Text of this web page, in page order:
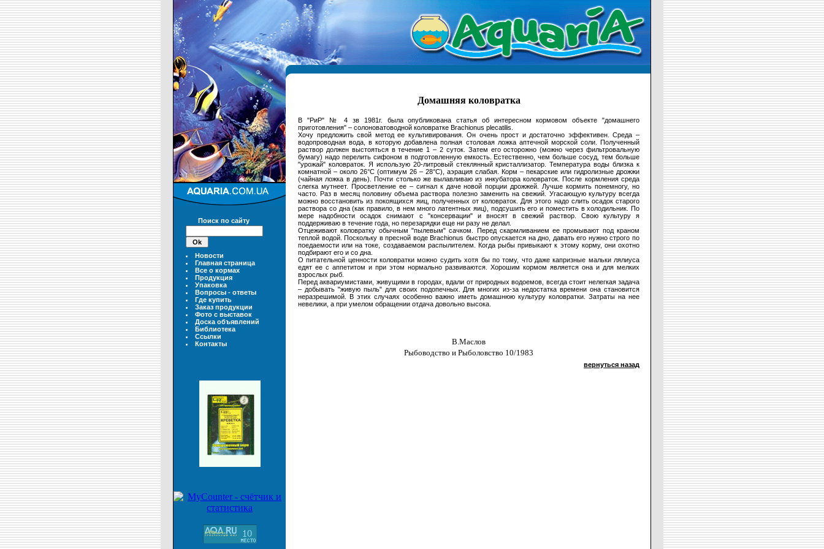
Поиск по сайту
Новости
Главная страница
Все о кормах
Продукция
Упаковка
Вопросы - ответы
Где купить
Заказ продукции
Фото с выставок
Доска объявлений
Библиотека
Ссылки
Контакты
Домашняя коловратка
В "РиР" № 4 зв 1981г. была опубликована статья об интересном кормовом объекте "домашнего
приготовления" – солоноватоводной коловратке Brachionus plecatilis.
Хочу предложить свой метод ее культивирования. Он очень прост и достаточно эффективен. Среда –
водопроводная вода, в которую добавлена полная столовая ложка аптечной морской соли. Полученный
раствор должен выстояться в течение 1 – 2 суток. Затем его осторожно (можно через фильтровальную
бумагу) надо перелить сифоном в подготовленную емкость. Естественно, чем больше сосуд, тем больше
"урожай" коловраток. Я использую 20-литровый стеклянный кристаллизатор. Температура воды близка к
комнатной – около 26°С (оптимум 26 – 28°С), аэрация слабая. Корм – пекарские или гидролизные дрожжи
(чайная ложка в день). Почти столько же вылавливаю из инкубатора коловраток. После кормления среда
слегка мутнеет. Просветление ее – сигнал к даче новой порции дрожжей. Лучше кормить понемногу, но
часто. Раз в месяц половину объема раствора полезно заменить на свежий. Угасающую культуру всегда
можно восстановить из покоящихся яиц, полученных от коловраток. Для этого надо слить осадок старого
раствора со дна (как правило, в нем много латентных яиц), подсушить его и поместить в холодильник. По
мере надобности осадок снимают с "консервации" и вносят в свежий раствор. Свою культуру я
поддерживаю в течение года, но перезарядки еще ни разу не делал.
Отцеживают коловратку обычным "пылевым" сачком. Перед скармливанием ее промывают под краном
теплой водой. Поскольку в пресной воде Brachionus быстро опускается на дно, давать его нужно строго по
поедаемости или на токе, создаваемом распылителем. Когда рыбы привыкают к этому корму, они охотно
подбирают его и со дна.
О питательной ценности коловратки можно судить хотя бы по тому, что даже капризные мальки лялиуса
едят ее с аппетитом и при этом нормально развиваются. Хорошим кормом является она и для мелких
взрослых рыб.
Перед аквариумистами, живущими в городах, вдали от природных водоемов, всегда стоит нелегкая задача
– добывать "живую пыль" для своих подопечных. Для многих из-за недостатка времени она становится
неразрешимой. В этих случаях особенно важно иметь домашнюю культуру коловратки. Затраты на нее
невелики, а при умелом обращении отдача довольно высока.
В.Маслов
Рыбоводство и Рыболовство 10/1983
вернуться назад